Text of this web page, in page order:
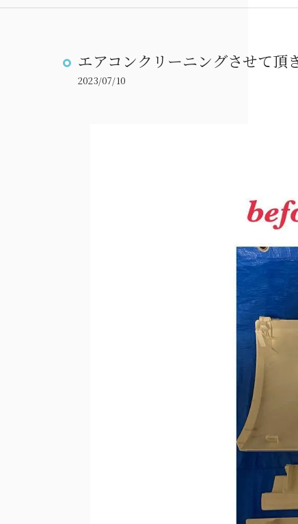
エアコンクリーニングさせて頂
2023/07/10